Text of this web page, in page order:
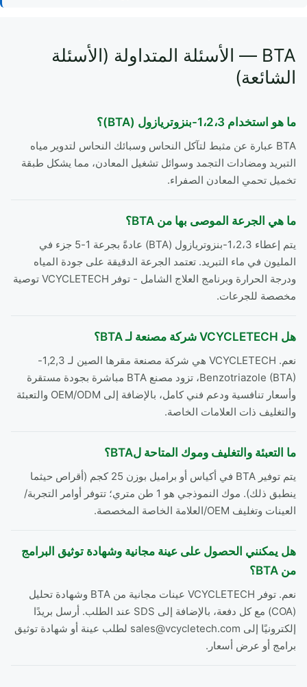
BTA — الأسئلة المتداولة (الأسئلة
الشائعة)
ما هو استخدام 1،2،3-بنزوتريازول (BTA)؟
BTA عبارة عن مثبط لتآكل النحاس وسبائك النحاس لتدوير مياه
التبريد ومضادات التجمد وسوائل تشغيل المعادن، مما يشكل طبقة
تخميل تحمي المعادن الصفراء.
ما هي الجرعة الموصى بها من BTA؟
يتم إعطاء 1،2،3-بنزوتريازول (BTA) عادةً بجرعة 1-5 جزء في
المليون في ماء التبريد. تعتمد الجرعة الدقيقة على جودة المياه
ودرجة الحرارة وبرنامج العلاج الشامل - توفر VCYCLETECH توصية
مخصصة للجرعات.
هل VCYCLETECH شركة مصنعة لـ BTA؟
نعم. VCYCLETECH هي شركة مصنعة مقرها الصين لـ 1,2,3-
Benzotriazole (BTA)، تزود مصنع BTA مباشرة بجودة مستقرة
وأسعار تنافسية ودعم فني كامل، بالإضافة إلى OEM/ODM والتعبئة
والتغليف ذات العلامات الخاصة.
ما التعبئة والتغليف وموك المتاحة لBTA؟
يتم توفير BTA في أكياس أو براميل بوزن 25 كجم (أقراص حيثما
ينطبق ذلك). موك النموذجي هو 1 طن متري؛ تتوفر أوامر التجربة/
العينات وتغليف OEM/العلامة الخاصة المخصصة.
هل يمكنني الحصول على عينة مجانية وشهادة توثيق البرامج
من BTA؟
نعم. توفر VCYCLETECH عينات مجانية من BTA وشهادة تحليل
(COA) مع كل دفعة، بالإضافة إلى SDS عند الطلب. أرسل بريدًا
إلكترونيًا إلى sales@vcycletech.com لطلب عينة أو شهادة توثيق
برامج أو عرض أسعار.